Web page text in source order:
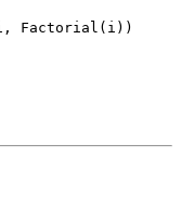
Factorial(i))